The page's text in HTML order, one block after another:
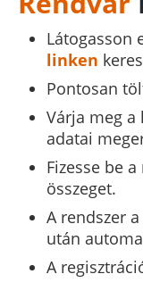
Látogasson
linken
Pontosan
Várja meg a
adatai
Fizesse be
összeget.
A rendszer
után
A